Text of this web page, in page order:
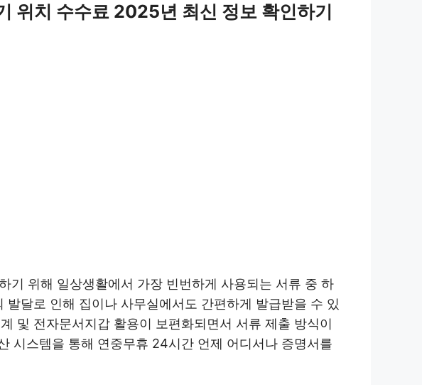
위치 수수료 2025년 최신 정보 확인하기
기 위해 일상생활에서 가장 빈번하게 사용되는 서류 중 하
달로 인해 집이나 사무실에서도 간편하게 발급받을 수 있
및 전자문서지갑 활용이 보편화되면서 서류 제출 방식이
시스템을 통해 연중무휴 24시간 언제 어디서나 증명서를